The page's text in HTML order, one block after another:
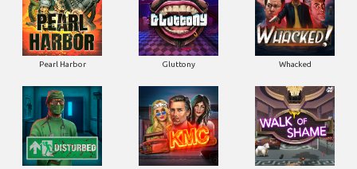
Pearl Harbor Gluttony Whacked